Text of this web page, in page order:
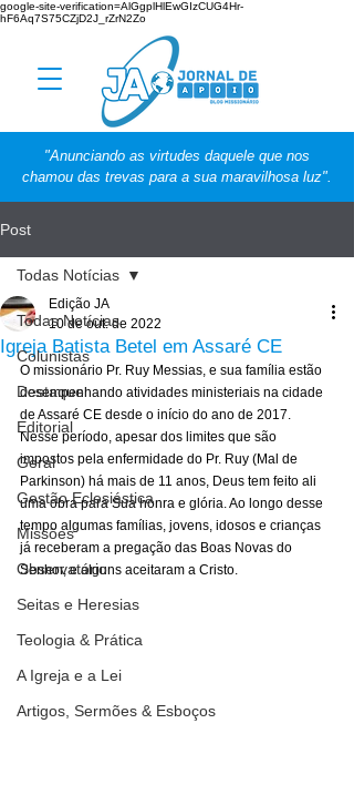
google-site-verification=AlGgplHlEwGIzCUG4Hr-
hF6Aq7S75CZjD2J_rZrN2Zo
"Anunciando as virtudes daquele que nos
chamou das trevas para a sua maravilhosa luz".
Post
Todas Notícias
Colunistas
Destaque
Editorial
Geral
Gestão Eclesiástica
Missões
Observatório
Seitas e Heresias
Teologia & Prática
A Igreja e a Lei
Artigos, Sermões & Esboços
Todas Notícias
Igreja Batista Betel em Assaré CE
Edição JA
10 de out. de 2022
O missionário Pr. Ruy Messias, e sua família estão
desempenhando atividades ministeriais na cidade
de Assaré CE desde o início do ano de 2017.
Nesse período, apesar dos limites que são
impostos pela enfermidade do Pr. Ruy (Mal de
Parkinson) há mais de 11 anos, Deus tem feito ali
uma obra para Sua honra e glória. Ao longo desse
tempo algumas famílias, jovens, idosos e crianças
já receberam a pregação das Boas Novas do
Senhor, e alguns aceitaram a Cristo.